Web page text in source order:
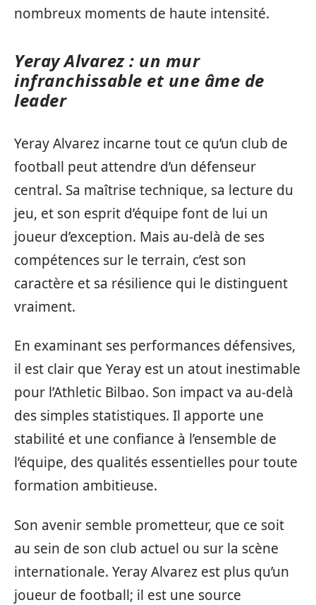
nombreux moments de haute intensité.
Yeray Alvarez : un mur
infranchissable et une âme de
leader
Yeray Alvarez incarne tout ce qu’un club de
football peut attendre d’un défenseur
central. Sa maîtrise technique, sa lecture du
jeu, et son esprit d’équipe font de lui un
joueur d’exception. Mais au-delà de ses
compétences sur le terrain, c’est son
caractère et sa résilience qui le distinguent
vraiment.
En examinant ses performances défensives,
il est clair que Yeray est un atout inestimable
pour l’Athletic Bilbao. Son impact va au-delà
des simples statistiques. Il apporte une
stabilité et une confiance à l’ensemble de
l’équipe, des qualités essentielles pour toute
formation ambitieuse.
Son avenir semble prometteur, que ce soit
au sein de son club actuel ou sur la scène
internationale. Yeray Alvarez est plus qu’un
joueur de football; il est une source